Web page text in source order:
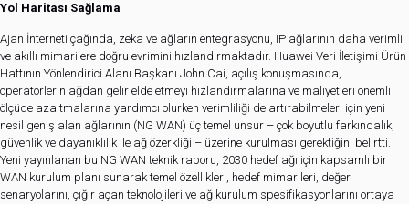
Yol Haritası Sağlama
Ajan İnterneti çağında, zeka ve ağların entegrasyonu, IP ağlarının daha verimli
ve akıllı mimarilere doğru evrimini hızlandırmaktadır. Huawei Veri İletişimi Ürün
Hattının Yönlendirici Alanı Başkanı John Cai, açılış konuşmasında,
operatörlerin ağdan gelir elde etmeyi hızlandırmalarına ve maliyetleri önemli
ölçüde azaltmalarına yardımcı olurken verimliliği de artırabilmeleri için yeni
nesil geniş alan ağlarının (NG WAN) üç temel unsur – çok boyutlu farkındalık,
güvenlik ve dayanıklılık ile ağ özerkliği – üzerine kurulması gerektiğini belirtti.
Yeni yayınlanan bu NG WAN teknik raporu, 2030 hedef ağı için kapsamlı bir
WAN kurulum planı sunarak temel özellikleri, hedef mimarileri, değer
senaryolarını, çığır açan teknolojileri ve ağ kurulum spesifikasyonlarını ortaya